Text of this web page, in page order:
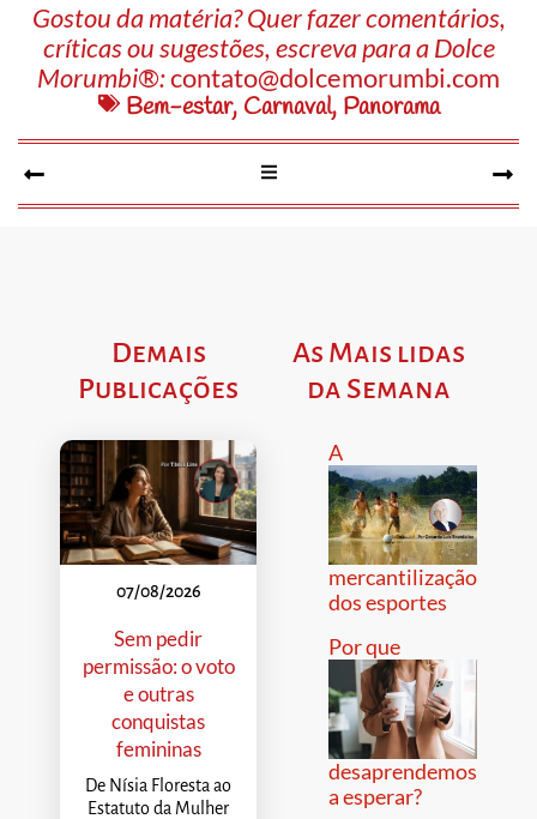
Gostou da matéria? Quer fazer comentários,
críticas ou sugestões, escreva para a Dolce
Morumbi®:contato@dolcemorumbi.com
Bem-estar, Carnaval, Panorama
Demais
Publicações
07/08/2026
Sem pedir
permissão: o voto
e outras
conquistas
femininas
De Nísia Floresta ao
Estatuto da Mulher
As Mais lidas
da Semana
A
mercantilização
dos esportes
Por que
desaprendemos
a esperar?